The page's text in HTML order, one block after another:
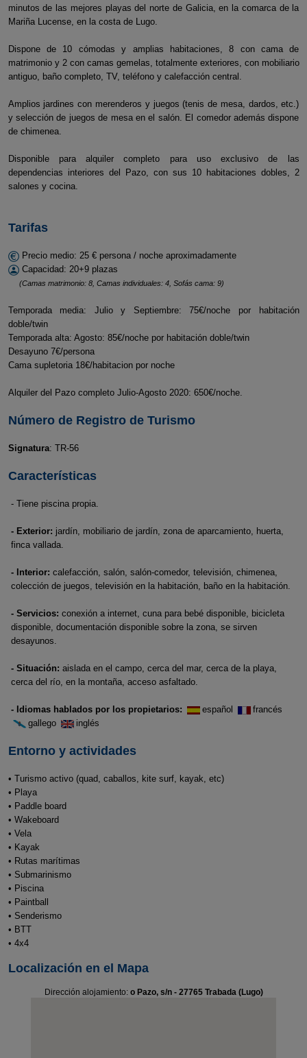
minutos de las mejores playas del norte de Galicia, en la comarca de la
Mariña Lucense, en la costa de Lugo.
Dispone de 10 cómodas y amplias habitaciones, 8 con cama de
matrimonio y 2 con camas gemelas, totalmente exteriores, con mobiliario
antiguo, baño completo, TV, teléfono y calefacción central.
Amplios jardines con merenderos y juegos (tenis de mesa, dardos, etc.)
y selección de juegos de mesa en el salón. El comedor además dispone
de chimenea.
Disponible para alquiler completo para uso exclusivo de las
dependencias interiores del Pazo, con sus 10 habitaciones dobles, 2
salones y cocina.
Tarifas
Precio medio: 25 € persona / noche aproximadamente
Capacidad: 20+9 plazas
(Camas matrimonio: 8, Camas individuales: 4, Sofás cama: 9)
Temporada media: Julio y Septiembre: 75€/noche por habitación
doble/twin
Temporada alta: Agosto: 85€/noche por habitación doble/twin
Desayuno 7€/persona
Cama supletoria 18€/habitacion por noche
Alquiler del Pazo completo Julio-Agosto 2020: 650€/noche.
Número de Registro de Turismo
Signatura: TR-56
Características
- Tiene piscina propia.
- Exterior: jardín, mobiliario de jardín, zona de aparcamiento, huerta,
finca vallada.
- Interior: calefacción, salón, salón-comedor, televisión, chimenea,
colección de juegos, televisión en la habitación, baño en la habitación.
- Servicios: conexión a internet, cuna para bebé disponible, bicicleta
disponible, documentación disponible sobre la zona, se sirven
desayunos.
- Situación: aislada en el campo, cerca del mar, cerca de la playa,
cerca del río, en la montaña, acceso asfaltado.
- Idiomas hablados por los propietarios: español
francés
gallego
inglés
Entorno y actividades
• Turismo activo (quad, caballos, kite surf, kayak, etc)
• Playa
• Paddle board
• Wakeboard
• Vela
• Kayak
• Rutas marítimas
• Submarinismo
• Piscina
• Paintball
• Senderismo
• BTT
• 4x4
Localización en el Mapa
Dirección alojamiento: o Pazo, s/n - 27765 Trabada (Lugo)